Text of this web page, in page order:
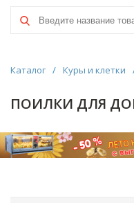
Каталог / Куры и клетки
ПОИЛКИ ДЛЯ